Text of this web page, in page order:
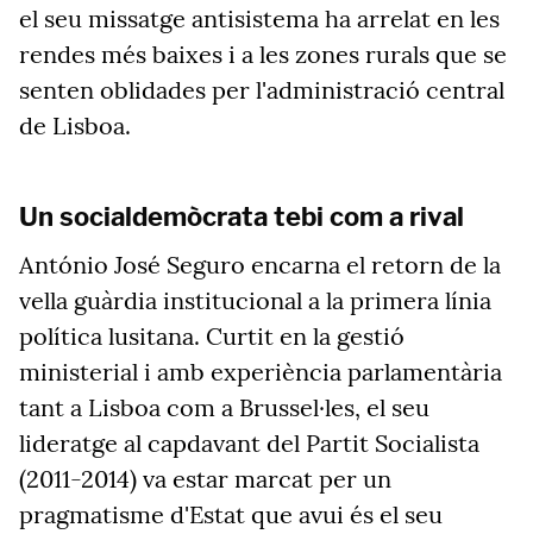
el seu missatge antisistema ha arrelat en les
rendes més baixes i a les zones rurals que se
senten oblidades per l'administració central
de Lisboa.
Un socialdemòcrata tebi com a rival
António José Seguro encarna el retorn de la
vella guàrdia institucional a la primera línia
política lusitana. Curtit en la gestió
ministerial i amb experiència parlamentària
tant a Lisboa com a Brussel·les, el seu
lideratge al capdavant del Partit Socialista
(2011-2014) va estar marcat per un
pragmatisme d'Estat que avui és el seu